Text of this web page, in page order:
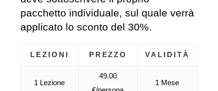
pacchetto individuale, sul quale verrà
applicato lo sconto del 30%.
LEZIONI PREZZO VALIDITÀ
1 Lezione
49.00
1 Mese